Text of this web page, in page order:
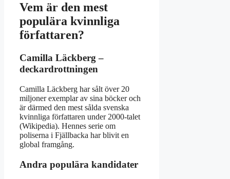
Vem är den mest
populära kvinnliga
författaren?
Camilla Läckberg –
deckardrottningen
Camilla Läckberg har sålt över 20
miljoner exemplar av sina böcker och
är därmed den mest sålda svenska
kvinnliga författaren under 2000-talet
(Wikipedia). Hennes serie om
poliserna i Fjällbacka har blivit en
global framgång.
Andra populära kandidater